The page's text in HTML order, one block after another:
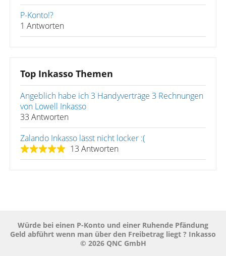
P-Konto!?
1 Antworten
Top Inkasso Themen
Angeblich habe ich 3 Handyverträge 3 Rechnungen
von Lowell Inkasso
33 Antworten
Zalando Inkasso lässt nicht locker :(
13 Antworten
Würde bei einen P-Konto und einer Ruhende Pfändung
Geld abführt wenn man über den Freibetrag liegt ? Inkasso
© 2026 QNC GmbH